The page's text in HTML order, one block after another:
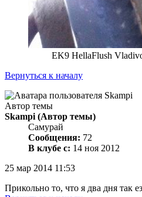
EK9 HellaFlush
Вернуться к началу
Автор темы
Skampi (Автор темы)
Самурай
Сообщения: 72
В клубе с: 14 ноя 2012
25 мар 2014 11:53
Прикольно то, что я два дня так